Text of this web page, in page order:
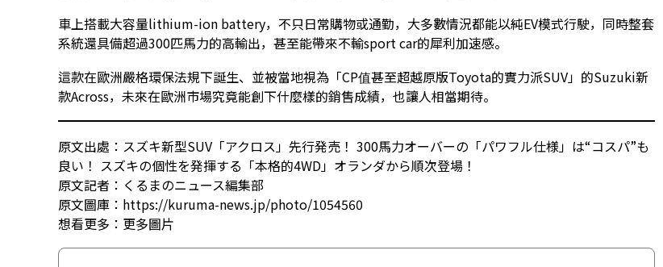
車上搭載大容量lithium-ion battery，不只日常購物或通勤，大多數情況都能以純EV模式行駛，同時整套
系統還具備超過300匹馬力的高輸出，甚至能帶來不輸sport car的犀利加速感。
這款在歐洲嚴格環保法規下誕生、並被當地視為「CP值甚至超越原版Toyota的實力派SUV」的Suzuki新
款Across，未來在歐洲市場究竟能創下什麼樣的銷售成績，也讓人相當期待。
原文出處：スズキ新型SUV「アクロス」先行発売！ 300馬力オーバーの「パワフル仕様」は“コスパ”も
良い！ スズキの個性を発揮する「本格的4WD」オランダから順次登場！
原文記者：くるまのニュース編集部
原文圖庫：https://kuruma-news.jp/photo/1054560
想看更多： 更多圖片